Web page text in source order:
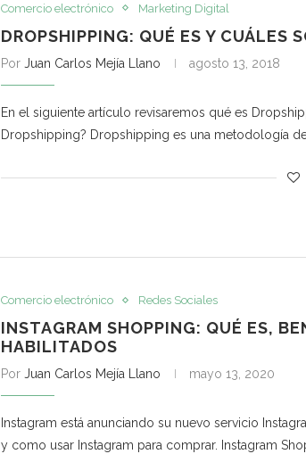
Comercio electrónico Marketing Digital
DROPSHIPPING: QUÉ ES Y CUÁLES
Por Juan Carlos Mejía Llano agosto 13, 2018
En el siguiente artículo revisaremos qué es
Dropshipping? Dropshipping es una metodología de
Comercio electrónico Redes Sociales
INSTAGRAM SHOPPING: QUÉ ES,
HABILITADOS
Por Juan Carlos Mejía Llano mayo 13, 2020
Instagram está anunciando su nuevo servicio
y como usar Instagram para comprar. Instagram